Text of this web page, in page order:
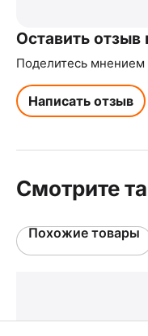
Оставить отзыв
Поделитесь мнением
Написать отзыв
Смотрите
Похожие товары